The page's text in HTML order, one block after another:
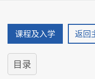
课程及入学 返回
目录